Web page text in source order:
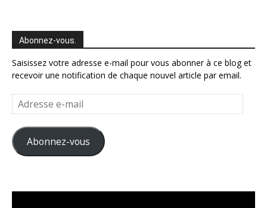
Abonnez-vous.
Saisissez votre adresse e-mail pour vous abonner à ce blog et
recevoir une notification de chaque nouvel article par email.
Adresse
e-
mail
Abonnez-vous